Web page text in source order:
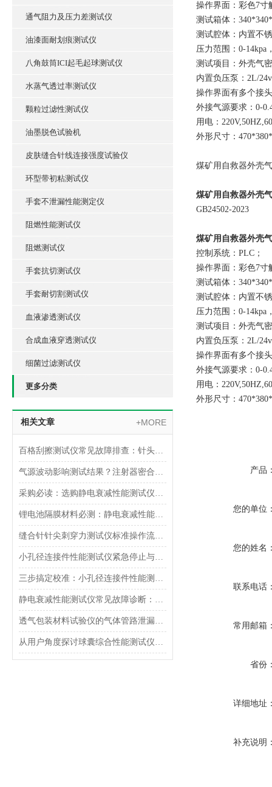
通气阻力及压力差测试仪
油漆面耐划痕测试仪
八角鼓筒ICI起毛起球测试仪
水蒸气透过率测试仪
颗粒过滤性测试仪
油墨脱色试验机
皮肤缝合针线连接强度试验仪
环型带初粘测试仪
手套不泄漏性能测定仪
阻燃性能测试仪
阻燃测试仪
手套抗切测试仪
手套耐切割测试仪
血液渗透测试仪
合成血液穿透测试仪
细菌过滤测试仪
更多分类
相关文章 +MORE
百格刮擦测试仪常见故障排查：针头磨损与运动轨迹偏移
气源波动影响测试结果？注射器密合性正压测试仪的稳压设计分析
采购必读：选购静电衰减性能测试仪的5个核心参数与避坑指南
锂电池隔膜材料必测：静电衰减性能测试仪的操作难点突破
缝合针针尖刺穿力测试仪标准操作流程（SOP）及实验员培训要点
小孔径连接件性能测试仪紧急停止与异常状态下的安全复位操作
三步搞定校准：小孔径连接件性能测试仪的每日开机自检流程详解
静电衰减性能测试仪常见故障诊断：充电不稳定与电位漂移排查
透气包装材料试验仪的气体管路泄漏防护与废气排放系统详解
从用户角度探讨球囊综合性能测试仪的故障问题
操作界面：彩色7寸
测试箱体：
测试腔体：内置不
压力范围：0-14kpa
测试项目：外壳气
内置负压泵：2L/
操作界面有多个接
外接气源要求：0-
用电：
外形尺寸：
煤矿用自救器外壳
煤矿用自救器外壳
GB24502-2023
煤矿用自救器外壳
控制系统：PLC；
操作界面：彩色7寸
测试箱体：
测试腔体：内置不
压力范围：0-14kpa
测试项目：外壳气
内置负压泵：2L/
操作界面有多个接
外接气源要求：0-
用电：
外形尺寸：
产品
您的单位
您的姓名
联系电话
常用邮箱
省份
详细地址
补充说明